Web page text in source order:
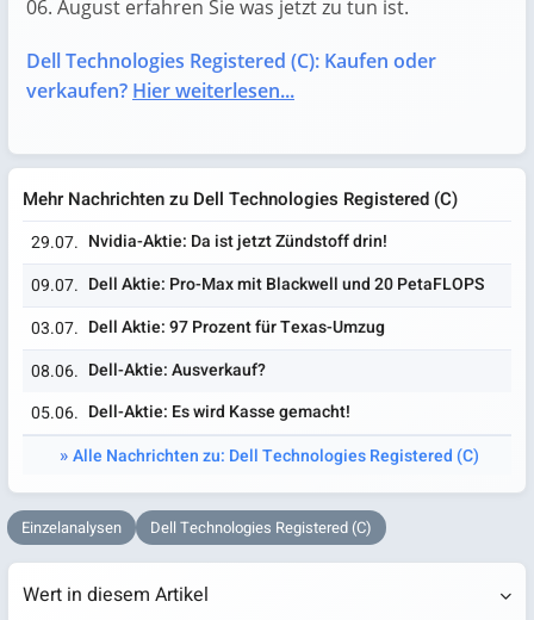
06. August erfahren Sie was jetzt zu tun ist.
Dell Technologies Registered (C): Kaufen oder
verkaufen? Hier weiterlesen...
Mehr Nachrichten zu Dell Technologies Registered (C)
29.07. Nvidia-Aktie: Da ist jetzt Zündstoff drin!
09.07. Dell Aktie: Pro-Max mit Blackwell und 20 PetaFLOPS
03.07. Dell Aktie: 97 Prozent für Texas-Umzug
08.06. Dell-Aktie: Ausverkauf?
05.06. Dell-Aktie: Es wird Kasse gemacht!
Alle Nachrichten zu: Dell Technologies Registered (C)
Einzelanalysen Dell Technologies Registered (C)
Wert in diesem Artikel